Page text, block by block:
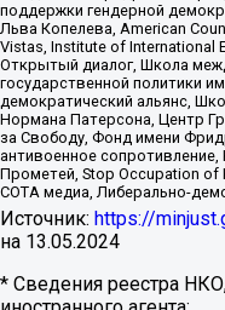
поддержки гендерной
Льва Копелева, American
Vistas, Institute of International
Открытый диалог, Школа
государственной политики
демократический альянс,
Нормана Патерсона, Центр
за Свободу, Фонд имени
антивоенное
Прометей, Stop Occupation
СОТА медиа, Либерально-
Источник: https://
на 13.05.2024
* Сведения реестра